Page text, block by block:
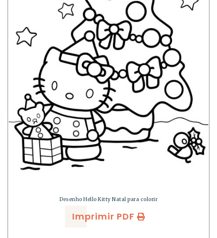
Desenho Hello Kitty Natal para colorir
Imprimir PDF